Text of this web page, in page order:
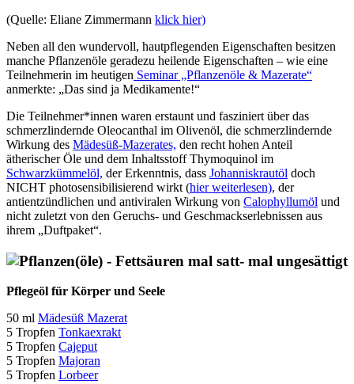
(Quelle: Eliane Zimmermann klick hier)
Neben all den wundervoll, hautpflegenden Eigenschaften besitzen
manche Pflanzenöle geradezu heilende Eigenschaften – wie eine
Teilnehmerin im heutigen Seminar „Pflanzenöle & Mazerate“
anmerkte: „Das sind ja Medikamente!“
Die Teilnehmer*innen waren erstaunt und fasziniert über das
schmerzlindernde Oleocanthal im Olivenöl, die schmerzlindernde
Wirkung des Mädesüß-Mazerates, den recht hohen Anteil
ätherischer Öle und dem Inhaltsstoff Thymoquinol im
Schwarzkümmelöl, der Erkenntnis, dass Johanniskrautöl doch
NICHT photosensibilisierend wirkt (hier weiterlesen), der
antientzündlichen und antiviralen Wirkung von Calophyllumöl und
nicht zuletzt von den Geruchs- und Geschmackserlebnissen aus
ihrem „Duftpaket“.
Pflegeöl für Körper und Seele
50 ml Mädesüß Mazerat
5 Tropfen Tonkaexrakt
5 Tropfen Cajeput
5 Tropfen Majoran
5 Tropfen Lorbeer